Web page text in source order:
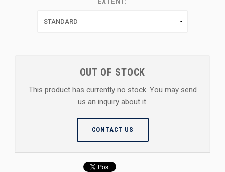
OUT OF STOCK
This product has currently no stock. You may send
us an inquiry about it.
CONTACT US